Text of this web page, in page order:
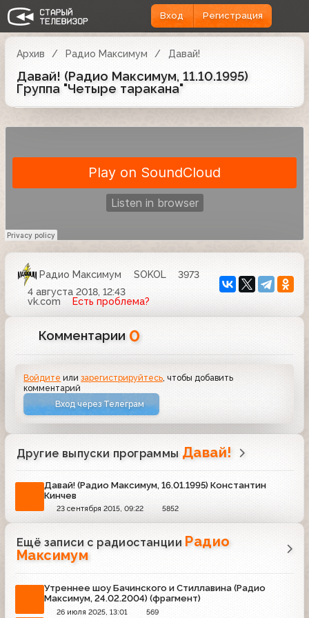
Вход Регистрация
Архив Радио Максимум Давай!
Давай! (Радио Максимум, 11.10.1995)
Группа "Четыре таракана"
Радио Максимум SOKOL
3973
4 августа 2018, 12:43
vk.com
Есть проблема?
Комментарии 0
Войдите илизарегистрируйтесь , чтобы добавить
комментарий
Вход через Телеграм
Другие выпуски программы Давай!
Давай! (Радио Максимум, 16.01.1995) Константин
Кинчев
23 сентября 2015, 09:22 5852
Ещё записи с радиостанции Радио
Максимум
Утреннее шоу Бачинского и Стиллавина (Радио
Максимум, 24.02.2004) (фрагмент)
26 июля 2025, 13:01 569